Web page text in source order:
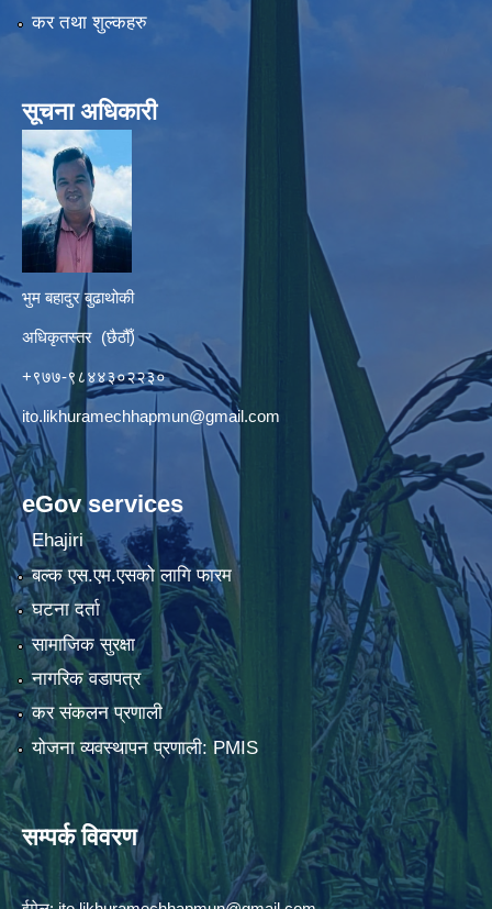
कर तथा शुल्कहरु
सूचना अधिकारी
भुम बहादुर बुढाथोकी
अधिकृतस्तर (छैठौँ)
+९७७-९८४४३०२२३०
ito.likhuramechhapmun@gmail.com
eGov services
Ehajiri
बल्क एस.एम.एसको लागि फारम
घटना दर्ता
सामाजिक सुरक्षा
नागरिक वडापत्र
कर संकलन प्रणाली
योजना व्यवस्थापन प्रणाली: PMIS
सम्पर्क विवरण